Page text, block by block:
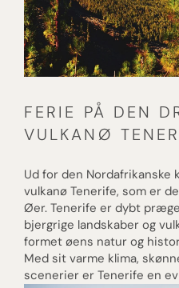
FERIE PÅ DEN
VULKANØ
Ud for den Nordafrikanske
vulkanø Tenerife, som er
Øer. Tenerife er dybt
bjergrige landskaber og
formet øens natur og
Med sit varme klima,
scenerier er Tenerife en